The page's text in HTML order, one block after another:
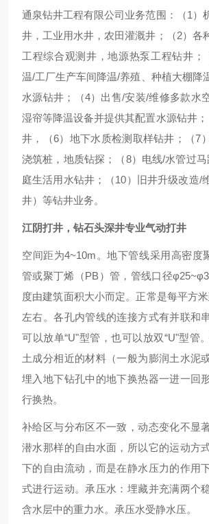
通泉钻井工程有限公司业务范围：（1）
井，工业用水井，农田灌溉井；（2）各
工程综合观测井，地源热泵工程钻井；
温/工厂生产车间降温/养殖、种植大棚降
水源钻井；（4）出售/安装/维修多款水
湿帘等降温设备并提供其配置水源钻井
井，（6）地下水质检测取样钻井；（7
浇筑桩，地质钻探；（8）电线/水管过
庭生活用水钻井；（10）旧井升级改造/
井）等钻井业务。
江阴打井，钻石头深井专业气动打井
空间距为4~10m。地下管线采用高密度
管或聚丁烯（PB）管，管线口径
度由建筑面积大小而定。正常是每平方
左右。各孔内管线的连接方式有并联和
可以放单“U"型管，也可以放双“U"型管
土成分相近的材料（一般为膨润土水泥
埋入地下钻孔中的地下换热器一进一回
行换热。
补给区与分布区不一致，动态变化不显
潜水那样的自由水面，所以它的运动方
下的自由流动，而是在静水压力的作用
式进行运动。承压水：埋藏并充满两个
含水层中的重力水。承压水受静水压。